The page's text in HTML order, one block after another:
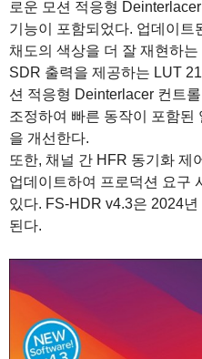
로운 모션 적응형
기능이 포함되었다. 업데이트
채도의 색상을 더 잘 재현하
SDR 출력을 제공하는 LUT
션 적응형 Deinterlacer 컨트
조정하여 빠른 동작이 포함된
을 개선한다.
또한, 채널 간 HFR 동기화 제
업데이트하여 프로덕션 요구
있다. FS-HDR v4.3은 2024
된다.